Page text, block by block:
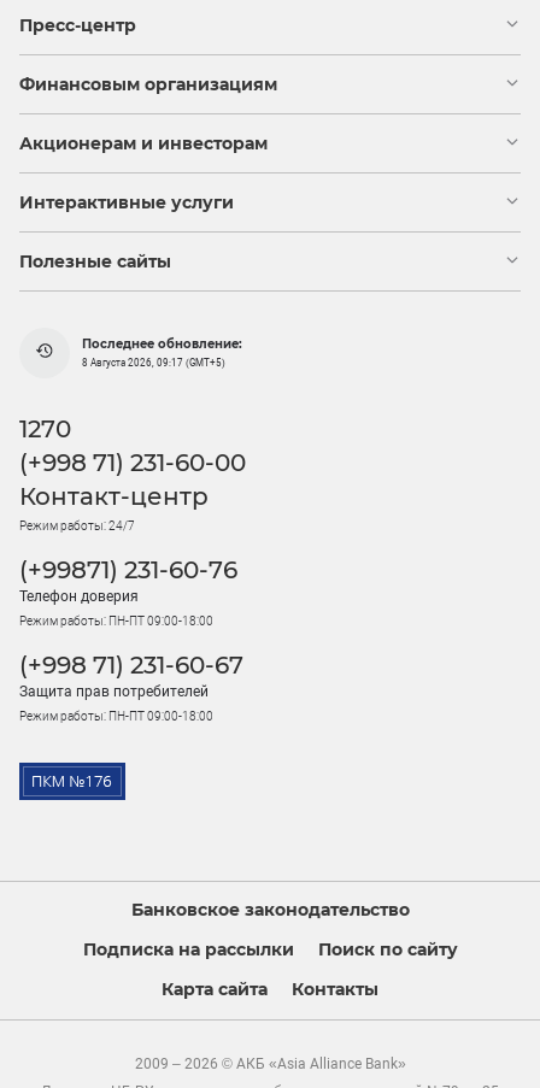
Пресс-центр
Финансовым организациям
Акционерам и инвесторам
Интерактивные услуги
Полезные сайты
Последнее обновление:
8 Августа 2026, 09:17 (GMT+5)
1270
(+998 71) 231-60-00
Контакт-центр
Режим работы: 24/7
(+99871) 231-60-76
Телефон доверия
Режим работы: ПН-ПТ 09:00-18:00
(+998 71) 231-60-67
Защита прав потребителей
Режим работы: ПН-ПТ 09:00-18:00
Банковское законодательство
Подписка на рассылки
Поиск по сайту
Карта сайта
Контакты
2009 – 2026 © АКБ «Asia Alliance Bank»